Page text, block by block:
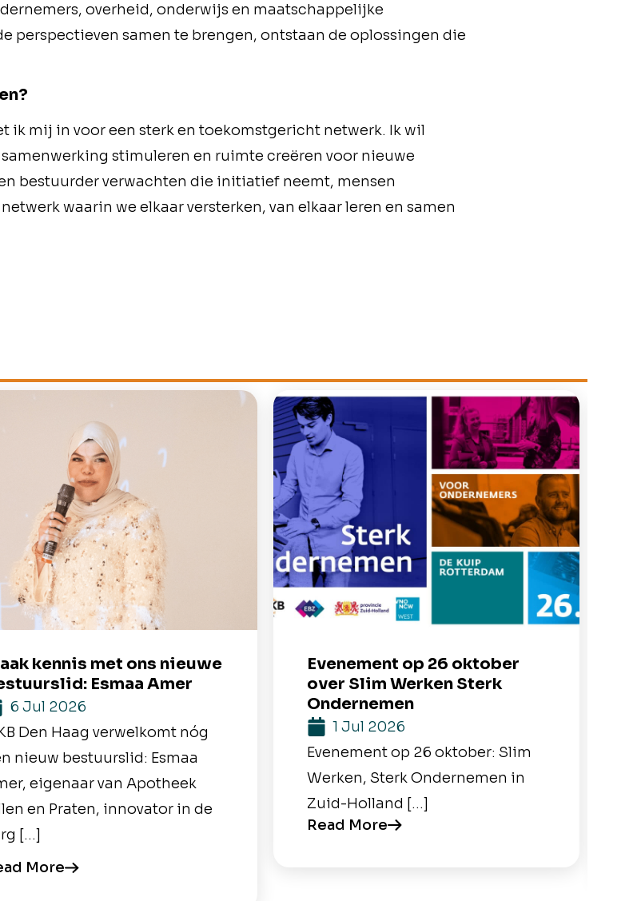
overheid, onderwijs en maatschappelijke
perspectieven samen te brengen, ontstaan de oplossingen die
ik mij in voor een sterk en toekomstgericht netwerk. Ik wil
stimuleren en ruimte creëren voor nieuwe
bestuurder verwachten die initiatief neemt, mensen
waarin we elkaar versterken, van elkaar leren en samen
kennis met ons nieuwe
Esmaa Amer
6 Jul 2026
Den Haag verwelkomt nóg
nieuw bestuurslid: Esmaa
eigenaar van Apotheek
en Praten, innovator in de
[…]
More
Evenement op 26 oktober
over Slim Werken Sterk
Ondernemen
1 Jul 2026
Evenement op 26 oktober: Slim
Werken, Sterk Ondernemen in
Zuid-Holland […]
Read More